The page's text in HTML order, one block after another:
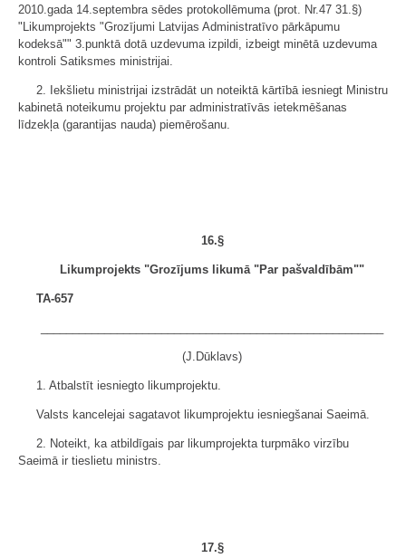
2010.gada 14.septembra sēdes protokollēmuma (prot. Nr.47 31.§)
"Likumprojekts "Grozījumi Latvijas Administratīvo pārkāpumu
kodeksā"" 3.punktā dotā uzdevuma izpildi, izbeigt minētā uzdevuma
kontroli Satiksmes ministrijai.
2. Iekšlietu ministrijai izstrādāt un noteiktā kārtībā iesniegt Ministru
kabinetā noteikumu projektu par administratīvās ietekmēšanas
līdzekļa (garantijas nauda) piemērošanu.
16.§
Likumprojekts "Grozījums likumā "Par pašvaldībām""
TA-657
(J.Dūklavs)
1. Atbalstīt iesniegto likumprojektu.
Valsts kancelejai sagatavot likumprojektu iesniegšanai Saeimā.
2. Noteikt, ka atbildīgais par likumprojekta turpmāko virzību
Saeimā ir tieslietu ministrs.
17.§